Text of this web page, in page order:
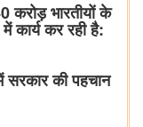
करोड़ भारतीयों के
कार्य कर रही है:
सरकार की पहचान